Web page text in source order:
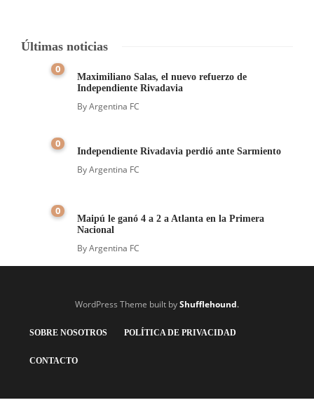
Últimas noticias
0
Maximiliano Salas, el nuevo refuerzo de
Independiente Rivadavia
ByArgentina FC
0
Independiente Rivadavia perdió ante Sarmiento
ByArgentina FC
0
Maipú le ganó 4 a 2 a Atlanta en la Primera
Nacional
ByArgentina FC
WordPress Theme built byShufflehound.
SOBRE NOSOTROS POLÍTICA DE PRIVACIDAD
CONTACTO